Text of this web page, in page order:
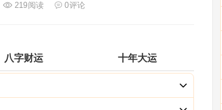
219阅读 0评论
八字财运 十年大运